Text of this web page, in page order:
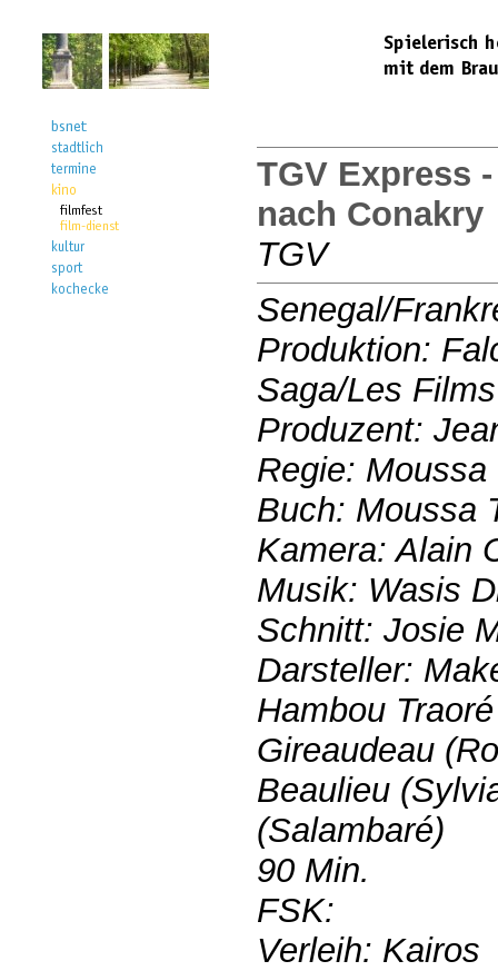
TGV Express
nach Conakry
TGV
Senegal/
Produktion:
Saga/Les
Produzent:
Regie: Moussa
Buch: Moussa
Kamera: Alain
Musik: Wasis
Schnitt: Josie
Darsteller:
Hambou
Gireaudeau
Beaulieu
(Salambaré)
90 Min.
FSK:
Verleih: Kairos